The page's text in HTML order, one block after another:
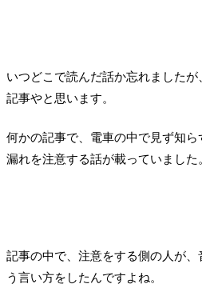
いつどこで読んだ話か忘れました
記事やと思います。
何かの記事で、電車の中で見ず知
漏れを注意する話が載っていました
記事の中で、注意をする側の人が
う言い方をしたんですよね。